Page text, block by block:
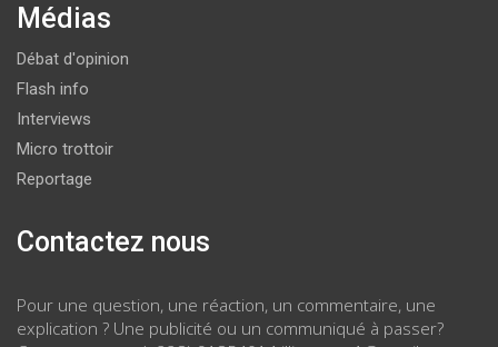
Médias
Débat d'opinion
Flash info
Interviews
Micro trottoir
Reportage
Contactez nous
Pour une question, une réaction, un commentaire, une
explication ? Une publicité ou un communiqué à passer?